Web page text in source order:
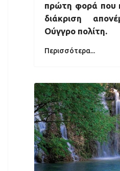
πρώτη φορά που
διάκριση
Ούγγρο πολίτη.
Περισσότερα...